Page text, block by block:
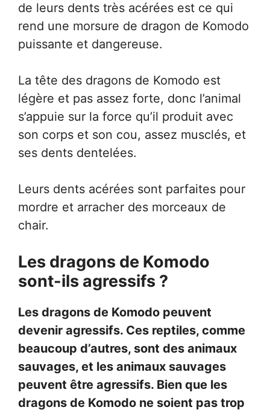
de leurs dents très acérées est ce qui
rend une morsure de dragon de Komodo
puissante et dangereuse.
La tête des dragons de Komodo est
légère et pas assez forte, donc l’animal
s’appuie sur la force qu’il produit avec
son corps et son cou, assez musclés, et
ses dents dentelées.
Leurs dents acérées sont parfaites pour
mordre et arracher des morceaux de
chair.
Les dragons de Komodo
sont-ils agressifs ?
Les dragons de Komodo peuvent
devenir agressifs. Ces reptiles, comme
beaucoup d’autres, sont des animaux
sauvages, et les animaux sauvages
peuvent être agressifs. Bien que les
dragons de Komodo ne soient pas trop